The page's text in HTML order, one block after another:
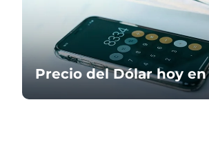
Precio del Dólar hoy